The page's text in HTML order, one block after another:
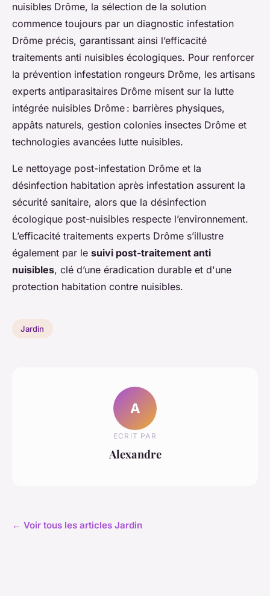
nuisibles Drôme, la sélection de la solution
commence toujours par un diagnostic infestation
Drôme précis, garantissant ainsi l’efficacité
traitements anti nuisibles écologiques. Pour renforcer
la prévention infestation rongeurs Drôme, les artisans
experts antiparasitaires Drôme misent sur la lutte
intégrée nuisibles Drôme : barrières physiques,
appâts naturels, gestion colonies insectes Drôme et
technologies avancées lutte nuisibles.
Le nettoyage post-infestation Drôme et la
désinfection habitation après infestation assurent la
sécurité sanitaire, alors que la désinfection
écologique post-nuisibles respecte l’environnement.
L’efficacité traitements experts Drôme s’illustre
également par le suivi post-traitement anti
nuisibles, clé d’une éradication durable et d'une
protection habitation contre nuisibles.
Jardin
A
ECRIT PAR
Alexandre
← Voir tous les articles Jardin